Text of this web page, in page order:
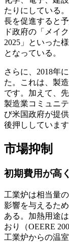
たりにしている
長を促進すると
ド政府の「メイ
2025」といった
となっている。
さらに、2018年
た。これは、製
です。加えて、
製造業コミュニ
び米国政府が提
後押ししています
市場抑制
初期費用が高
工業炉は相当量
影響を与えるた
ある。加熱用途
おり（OEERE
工業炉からの温